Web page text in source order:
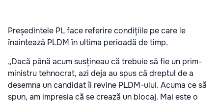
Președintele PL face referire condițiile pe care le
înaintează PLDM în ultima perioadă de timp.
„Dacă până acum susțineau că trebuie să fie un prim-
ministru tehnocrat, azi deja au spus că dreptul de a
desemna un candidat îi revine PLDM-ului. Acuma ce să
spun, am impresia că se crează un blocaj. Mai este o